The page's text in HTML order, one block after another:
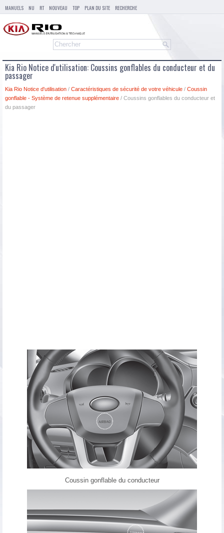
MANUELS NU RT NOUVEAU TOP PLAN DU SITE RECHERCHE
Kia Rio Notice d'utilisation: Coussins gonflables du conducteur et du
passager
Kia Rio Notice d'utilisation / Caractéristiques de sécurité de votre véhicule / Coussin
gonflable - Système de retenue supplémentaire / Coussins gonflables du conducteur et
du passager
Coussin gonflable du conducteur